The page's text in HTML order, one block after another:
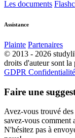
Les documents
Assistance
Plainte Partenaires
© 2013 - 2026
droits d'auteur sont la
GDPR Confidentialité
Faire une
Avez-vous trouvé
savez-vous
N'hésitez pas à